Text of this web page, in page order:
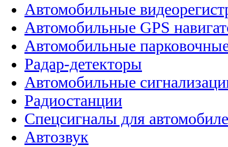
Автомобильные
Автомобильные GPS
Автомобильные
Радар-детекторы
Автомобильные
Радиостанции
Спецсигналы для
Автозвук